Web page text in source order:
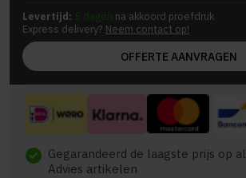
Levertijd: 5 dagen na akkoord proefdruk
Express delivery? Neem contact op!
OFFERTE AANVRAGEN
check Gegarandeerd de laagste prijs op
Advies artikelen